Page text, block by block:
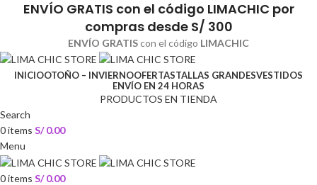
ENVÍO GRATIS con el código LIMACHIC por
compras desde S/ 300
ENVÍO GRATIScon el código LIMACHIC
INICIOOTOÑO – INVIERNOOFERTASTALLAS GRANDESVESTIDOS
ENVÍO EN 24 HORAS
PRODUCTOS EN TIENDA
Search
0items S/0.00
Menu
0items S/0.00